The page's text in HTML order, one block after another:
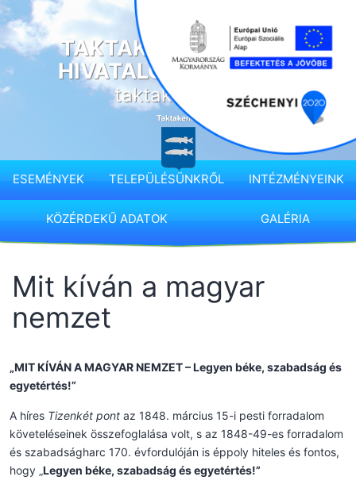
Ugrás
a
tartalomhozTAKTAKENÉZ KÖZSÉG
HIVATALOS HONLAPJA
taktakenez.hu
ESEMÉNYEK TELEPÜLÉSÜNKRŐL INTÉZMÉNYEINK
KÖZÉRDEKŰ ADATOK GALÉRIA
Mit kíván a magyar
nemzet
„MIT KÍVÁN A MAGYAR NEMZET – Legyen béke, szabadság és
egyetértés!”
A híres Tizenkét pont az 1848. március 15-i pesti forradalom
követeléseinek összefoglalása volt, s az 1848-49-es forradalom
és szabadságharc 170. évfordulóján is éppoly hiteles és fontos,
hogy „Legyen béke, szabadság és egyetértés!”